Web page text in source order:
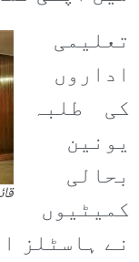
تعلیمی
اداروں
کی طلبہ
یونین
بحالی
کمیٹیوں
نے ہاسٹلز